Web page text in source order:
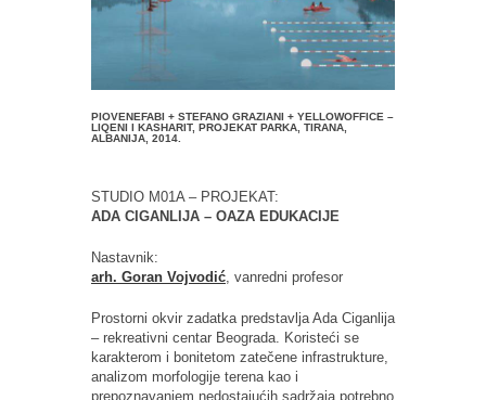
PIOVENEFABI + STEFANO GRAZIANI + YELLOWOFFICE –
LIQENI I KASHARIT, PROJEKAT PARKA, TIRANA,
ALBANIJA, 2014.
STUDIO M01A – PROJEKAT:
ADA CIGANLIJA – OAZA EDUKACIJE
Nastavnik:
arh. Goran Vojvodić, vanredni profesor
Prostorni okvir zadatka predstavlja Ada Ciganlija
– rekreativni centar Beograda. Koristeći se
karakterom i bonitetom zatečene infrastrukture,
analizom morfologije terena kao i
prepoznavanjem nedostajućih sadržaja potrebno